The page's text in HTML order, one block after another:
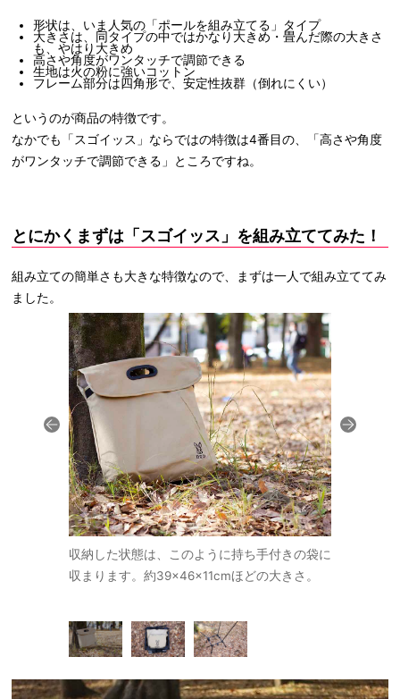
形状は、いま人気の「ポールを組み立てる」タイプ
大きさは、同タイプの中ではかなり大きめ・畳んだ際の大きさ
も、やはり大きめ
高さや角度がワンタッチで調節できる
生地は火の粉に強いコットン
フレーム部分は四角形で、安定性抜群（倒れにくい）
というのが商品の特徴です。
なかでも「スゴイッス」ならではの特徴は4番目の、「高さや角度
がワンタッチで調節できる」ところですね。
とにかくまずは「スゴイッス」を組み立ててみた！
組み立ての簡単さも大きな特徴なので、まずは一人で組み立ててみ
ました。
収納した状態は、このように持ち手付きの袋に
収まります。約39×46×11cmほどの大きさ。